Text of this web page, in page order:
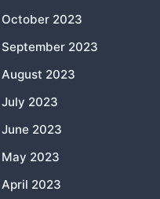
October 2023
September 2023
August 2023
July 2023
June 2023
May 2023
April 2023